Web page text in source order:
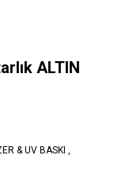
ALTIN
& UV BASKI ,